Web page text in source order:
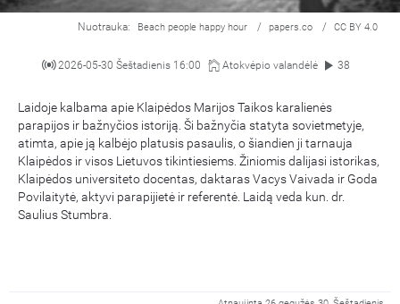
Nuotrauka: Beach people happy hour / papers.co / CC BY 4.0
2026-05-30 Šeštadienis 16:00 Atokvėpio valandėlė 38
Laidoje kalbama apie Klaipėdos Marijos Taikos karalienės
parapijos ir bažnyčios istoriją. Ši bažnyčia statyta sovietmetyje,
atimta, apie ją kalbėjo platusis pasaulis, o šiandien ji tarnauja
Klaipėdos ir visos Lietuvos tikintiesiems. Žiniomis dalijasi istorikas,
Klaipėdos universiteto docentas, daktaras Vacys Vaivada ir Goda
Povilaitytė, aktyvi parapijietė ir referentė. Laidą veda kun. dr.
Saulius Stumbra.